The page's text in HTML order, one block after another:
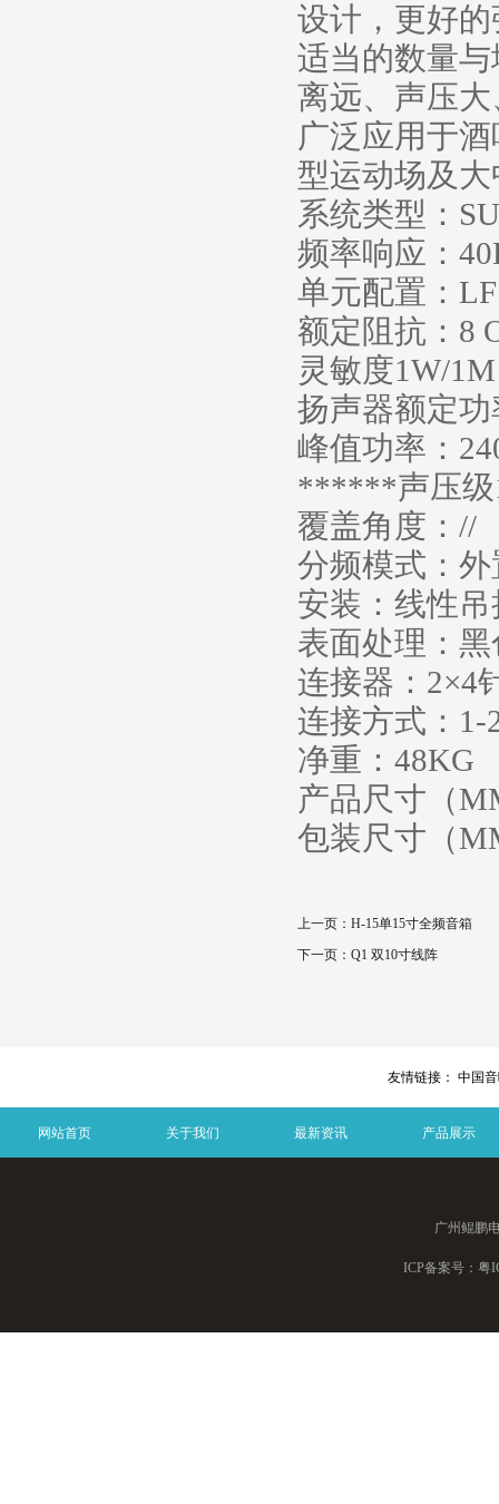
设计，更好
适当的数量
离远、声压
广泛应用于
型运动场及
系统类型：
频率响应：
单元配置：
额定阻抗：8
灵敏度1W/
扬声器额定功
峰值功率：
******声压级
覆盖角度：//
分频模式：
安装：线性吊
表面处理：
连接器：2×4
连接方式：
净重：48KG
产品尺寸（
包装尺寸（
上一页： H-15单15寸全频音箱
下一页： Q1 双10寸线阵
友情链接： 中国
网站首页 关于我们 最新资讯 产品展示
广州鲲鹏
ICP备案号： 粤